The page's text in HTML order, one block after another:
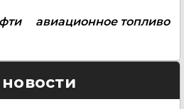
авиационное топливо